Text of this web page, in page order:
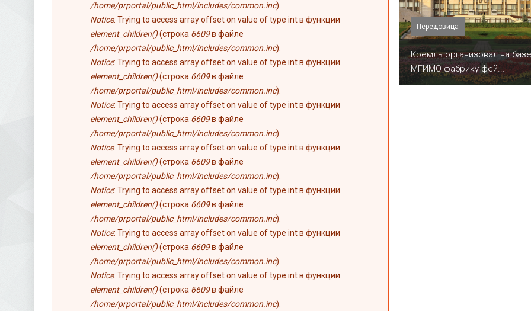
/home/prportal/public_html/includes/common.inc).
Notice: Trying to access array offset on value of type int в функции
element_children()(строка 6609в файле
/home/prportal/public_html/includes/common.inc).
Notice: Trying to access array offset on value of type int в функции
element_children()(строка 6609в файле
/home/prportal/public_html/includes/common.inc).
Notice: Trying to access array offset on value of type int в функции
element_children()(строка 6609в файле
/home/prportal/public_html/includes/common.inc).
Notice: Trying to access array offset on value of type int в функции
element_children()(строка 6609в файле
/home/prportal/public_html/includes/common.inc).
Notice: Trying to access array offset on value of type int в функции
element_children()(строка 6609в файле
/home/prportal/public_html/includes/common.inc).
Notice: Trying to access array offset on value of type int в функции
element_children()(строка 6609в файле
/home/prportal/public_html/includes/common.inc).
Notice: Trying to access array offset on value of type int в функции
element_children()(строка 6609в файле
/home/prportal/public_html/includes/common.inc).
Передовица
Кремль организовал на базе
МГИМО фабрику фей...